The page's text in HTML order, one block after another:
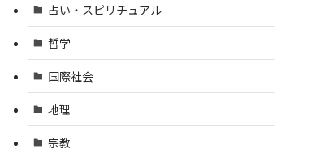
占い・スピリチュアル
哲学
国際社会
地理
宗教